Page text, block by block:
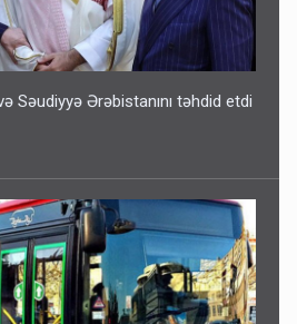
Səudiyyə Ərəbistanını təhdid etdi